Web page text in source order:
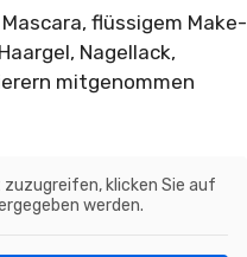
flüssigem Make-
Nagellack,
mitgenommen
klicken Sie auf
werden.